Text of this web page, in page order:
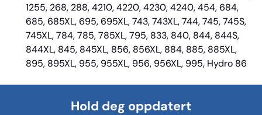
1255, 268, 288, 4210, 4220, 4230, 4240, 454, 684,
685, 685XL, 695, 695XL, 743, 743XL, 744, 745, 745S,
745XL, 784, 785, 785XL, 795, 833, 840, 844, 844S,
844XL, 845, 845XL, 856, 856XL, 884, 885, 885XL,
895, 895XL, 955, 955XL, 956, 956XL, 995, Hydro 86
Hold deg oppdatert